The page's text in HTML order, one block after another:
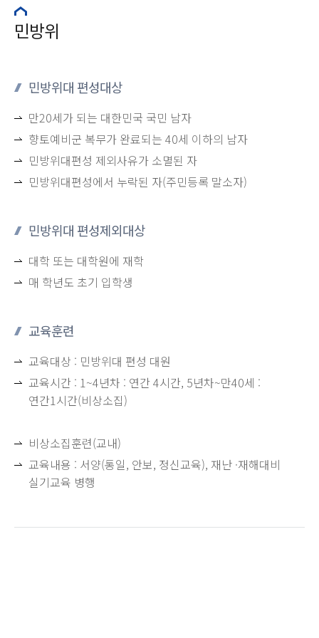
민방위
민방위대 편성대상
만20세가 되는 대한민국 국민 남자
향토예비군 복무가 완료되는 40세 이하의 남자
민방위대편성 제외사유가 소멸된 자
민방위대편성에서 누락된 자(주민등록 말소자)
민방위대 편성제외대상
대학 또는 대학원에 재학
매 학년도 초기 입학생
교육훈련
교육대상 : 민방위대 편성 대원
교육시간 : 1~4년차 : 연간 4시간, 5년차~만40세 :
연간1시간(비상소집)
비상소집훈련(교내)
교육내용 : 서양(통일, 안보, 정신교육), 재난 ·재해대비
실기교육 병행